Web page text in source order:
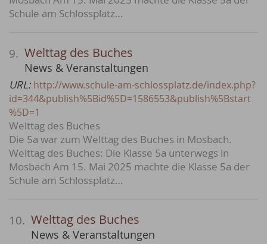
Schule am Schlossplatz…
9. Welttag des Buches
News & Veranstaltungen
URL: http://www.schule-am-schlossplatz.de/index.php?
id=344&publish%5Bid%5D=1586553&publish%5Bstart
%5D=1
Welttag des Buches
Die 5a war zum Welttag des Buches in Mosbach.
Welttag des Buches: Die Klasse 5a unterwegs in
Mosbach Am 15. Mai 2025 machte die Klasse 5a der
Schule am Schlossplatz…
10. Welttag des Buches
News & Veranstaltungen